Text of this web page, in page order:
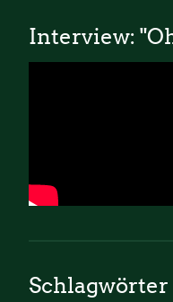
Interview:
Schlagwörter